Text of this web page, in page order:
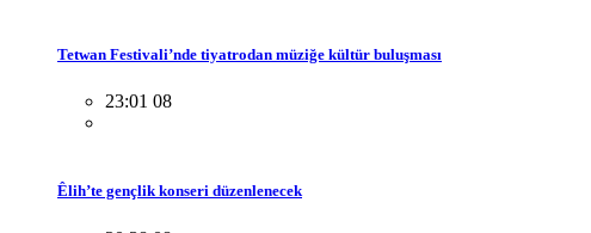
Tetwan Festivali’nde tiyatrodan müziğe kültür buluşması
23:01 08
Êlih’te gençlik konseri düzenlenecek